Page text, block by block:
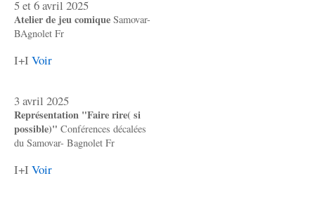
5 et 6 avril 2025
Atelier de jeu comique Samovar-
BAgnolet Fr
I+I Voir
3 avril 2025
Représentation "Faire rire( si
possible)" Conférences décalées
du Samovar- Bagnolet Fr
I+I Voir